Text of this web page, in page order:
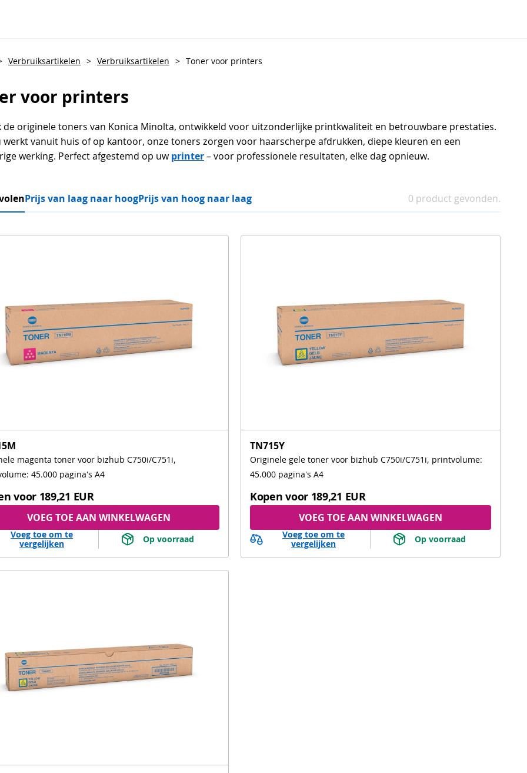
Verbruiksartikelen > Verbruiksartikelen > Toner voor printers
voor printers
de originele toners van Konica Minolta, ontwikkeld voor uitzonderlijke printkwaliteit en betrouwbare prestaties.
werkt vanuit huis of op kantoor, onze toners zorgen voor haarscherpe afdrukken, diepe kleuren en een
werking. Perfect afgestemd op uw printer– voor professionele resultaten, elke dag opnieuw.
Prijs van laag naar hoogPrijs van hoog naar laag 0 product gevonden.
magenta toner voor bizhub C750i/C751i,
45.000 pagina's A4
voor 189,21 EUR
VOEG TOE AAN WINKELWAGEN
Voeg toe om te
vergelijken
Op voorraad
TN715Y
Originele gele toner voor bizhub C750i/C751i, printvolume:
45.000 pagina's A4
Kopen voor 189,21 EUR
VOEG TOE AAN WINKELWAGEN
Voeg toe om te
vergelijken
Op voorraad